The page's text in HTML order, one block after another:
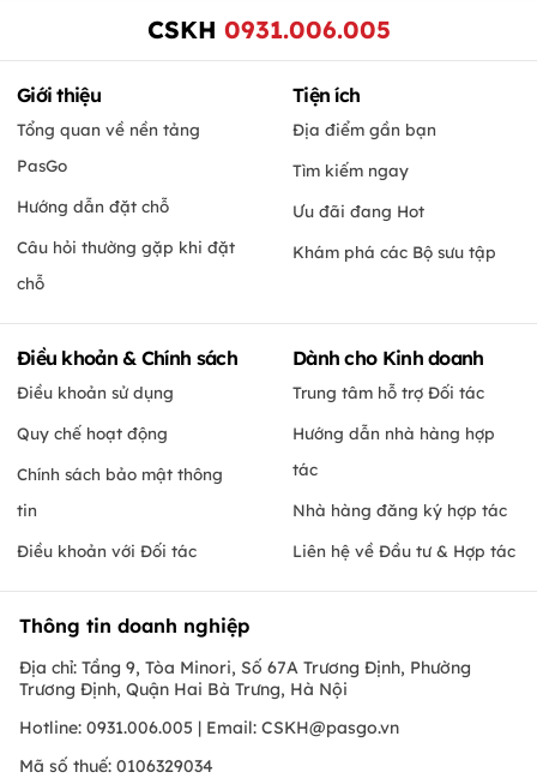
CSKH 0931.006.005
Giới thiệu
Tổng quan về nền tảng
PasGo
Hướng dẫn đặt chỗ
Câu hỏi thường gặp khi đặt
chỗ
Tiện ích
Địa điểm gần bạn
Tìm kiếm ngay
Ưu đãi đang Hot
Khám phá các Bộ sưu tập
Điều khoản & Chính sách
Điều khoản sử dụng
Quy chế hoạt động
Chính sách bảo mật thông
tin
Điều khoản với Đối tác
Dành cho Kinh doanh
Trung tâm hỗ trợ Đối tác
Hướng dẫn nhà hàng hợp
tác
Nhà hàng đăng ký hợp tác
Liên hệ về Đầu tư & Hợp tác
Thông tin doanh nghiệp
Địa chỉ: Tầng 9, Tòa Minori, Số 67A Trương Định, Phường
Trương Định, Quận Hai Bà Trưng, Hà Nội
Hotline: 0931.006.005 | Email: CSKH@pasgo.vn
Mã số thuế: 0106329034